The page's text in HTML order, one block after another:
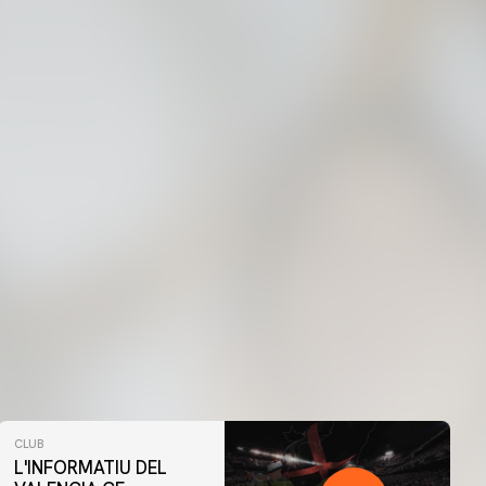
CLUB
L'INFORMATIU DEL